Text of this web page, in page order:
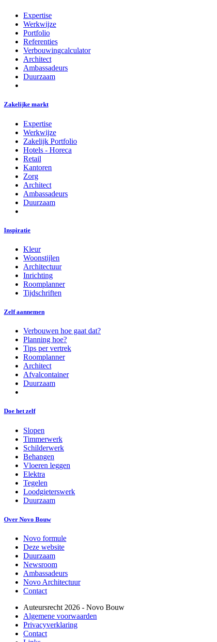
Expertise
Werkwijze
Portfolio
Referenties
Verbouwingcalculator
Architect
Ambassadeurs
Duurzaam
Zakelijke markt
Expertise
Werkwijze
Zakelijk Portfolio
Hotels - Horeca
Retail
Kantoren
Zorg
Architect
Ambassadeurs
Duurzaam
Inspiratie
Kleur
Woonstijlen
Architectuur
Inrichting
Roomplanner
Tijdschriften
Zelf aannemen
Verbouwen hoe gaat dat?
Planning hoe?
Tips per vertrek
Roomplanner
Architect
Afvalcontainer
Duurzaam
Doe het zelf
Slopen
Timmerwerk
Schilderwerk
Behangen
Vloeren leggen
Elektra
Tegelen
Loodgieterswerk
Duurzaam
Over Novo Bouw
Novo formule
Deze website
Duurzaam
Newsroom
Ambassadeurs
Novo Architectuur
Contact
Auteursrecht 2026 - Novo Bouw
Algemene voorwaarden
Privacyverklaring
Contact